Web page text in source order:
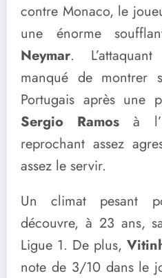
contre Monaco, le
une énorme
Neymar.
manqué de montrer
Portugais après une
Sergio Ramos à
reprochant assez
assez le servir.
Un climat pesant
découvre, à 23 ans,
Ligue 1. De plus,
note de 3/10 dans le